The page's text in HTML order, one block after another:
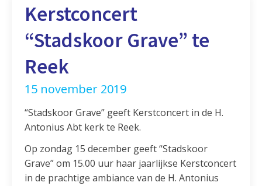
Kerstconcert
“Stadskoor Grave” te
Reek
15 november 2019
“Stadskoor Grave” geeft Kerstconcert in de H.
Antonius Abt kerk te Reek.
Op zondag 15 december geeft “Stadskoor
Grave” om 15.00 uur haar jaarlijkse Kerstconcert
in de prachtige ambiance van de H. Antonius